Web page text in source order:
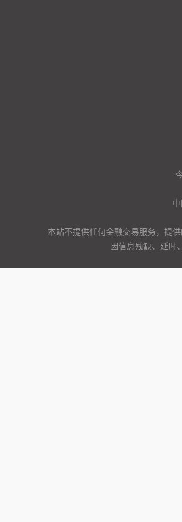
本站不提供任何金融交易服务，提
因信息残缺、延时